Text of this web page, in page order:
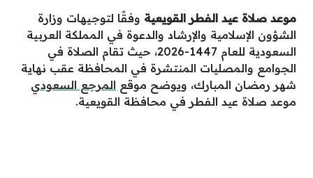
موعد صلاة عيد الفطر القويعية وفقًا لتوجيهات وزارة
الشؤون الإسلامية والإرشاد والدعوة في المملكة العربية
السعودية للعام 1447-2026، حيث تقام الصلاة في
الجوامع والمصليات المنتشرة في المحافظة عقب نهاية
شهر رمضان المبارك، ويوضح موقع المرجع السعودي
موعد صلاة عيد الفطر في محافظة القويعية.